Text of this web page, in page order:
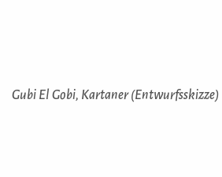
Gubi El Gobi, Kartaner (Entwurfsskizze)